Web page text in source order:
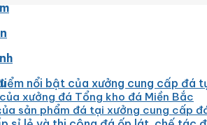
nổi bật của xưởng cung cấp đá
xưởng đá Tổng kho đá Miền Bắc
sản phẩm đá tại xưởng cung cấp